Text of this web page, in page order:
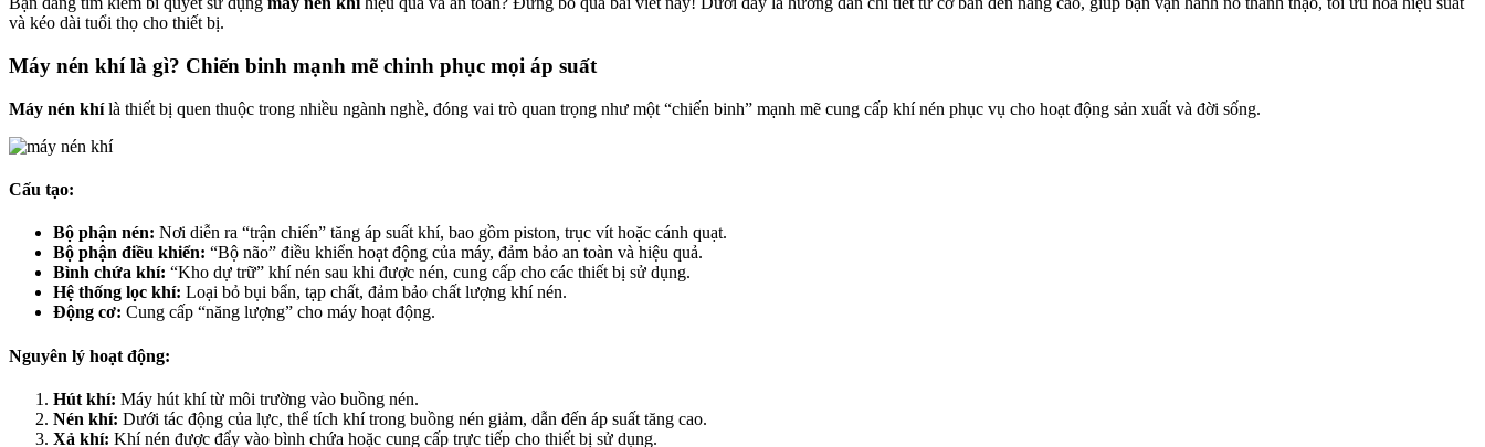
và kéo dài tuổi thọ cho thiết bị.
Máy nén khí là gì? Chiến binh mạnh mẽ chinh phục mọi áp suất
Máy nén khílà thiết bị quen thuộc trong nhiều ngành nghề, đóng vai trò quan trọng như một “chiến binh” mạnh mẽ cung cấp khí nén phục vụ cho hoạt động sản xuất và đời sống.
Cấu tạo:
Bộ phận nén: Nơi diễn ra “trận chiến” tăng áp suất khí, bao gồm piston, trục vít hoặc cánh quạt.
Bộ phận điều khiển: “Bộ não” điều khiển hoạt động của máy, đảm bảo an toàn và hiệu quả.
Bình chứa khí: “Kho dự trữ” khí nén sau khi được nén, cung cấp cho các thiết bị sử dụng.
Hệ thống lọc khí: Loại bỏ bụi bẩn, tạp chất, đảm bảo chất lượng khí nén.
Động cơ: Cung cấp “năng lượng” cho máy hoạt động.
Nguyên lý hoạt động:
Hút khí: Máy hút khí từ môi trường vào buồng nén.
Nén khí: Dưới tác động của lực, thể tích khí trong buồng nén giảm, dẫn đến áp suất tăng cao.
Xả khí: Khí nén được đẩy vào bình chứa hoặc cung cấp trực tiếp cho thiết bị sử dụng.